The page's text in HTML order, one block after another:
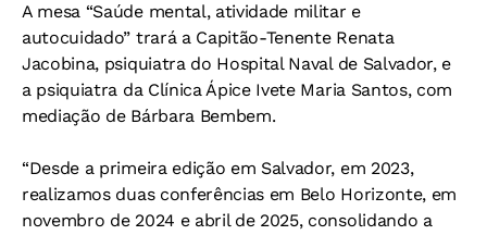
A mesa “Saúde mental, atividade militar e
autocuidado” trará a Capitão-Tenente Renata
Jacobina, psiquiatra do Hospital Naval de Salvador, e
a psiquiatra da Clínica Ápice Ivete Maria Santos, com
mediação de Bárbara Bembem.
“Desde a primeira edição em Salvador, em 2023,
realizamos duas conferências em Belo Horizonte, em
novembro de 2024 e abril de 2025, consolidando a